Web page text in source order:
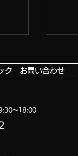
ク お問い合わせ
〜18:00